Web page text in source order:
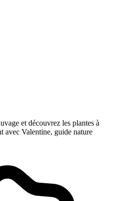
et découvrez les plantes à
avec Valentine, guide nature